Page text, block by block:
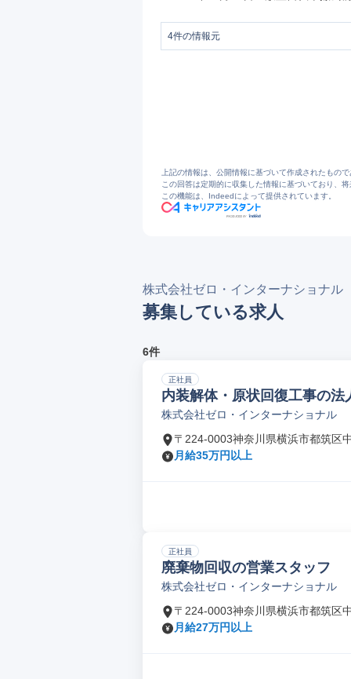
4件の情報元
粗大ごみ回収＜株式会社ゼロ・インタ
上記の情報は、公開情報に基づいて作成されたもの
この回答は定期的に収集した情報に基づいており、
この機能は、Indeedによって提供されています。
株式会社ゼロ・インターナショナル
募集している求人
6件
正社員
内装解体・原状回復工事の法
株式会社ゼロ・インターナショナル
〒224-0003神奈川県横浜市都筑区
月給35万円以上
正社員
廃棄物回収の営業スタッフ
株式会社ゼロ・インターナショナル
〒224-0003神奈川県横浜市都筑区
月給27万円以上